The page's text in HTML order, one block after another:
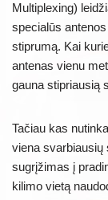
Multiplexing)
specialūs
stiprumą. Kai
antenas vienu
gauna stipriausią
Tačiau kas
viena svarbiausių
sugrįžimas į
kilimo vietą